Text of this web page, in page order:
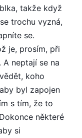
takže když
trochu vyzná,
se.
je, prosím, při
neptají se na
koho
byl zapojen
s tím, že to
některé
si